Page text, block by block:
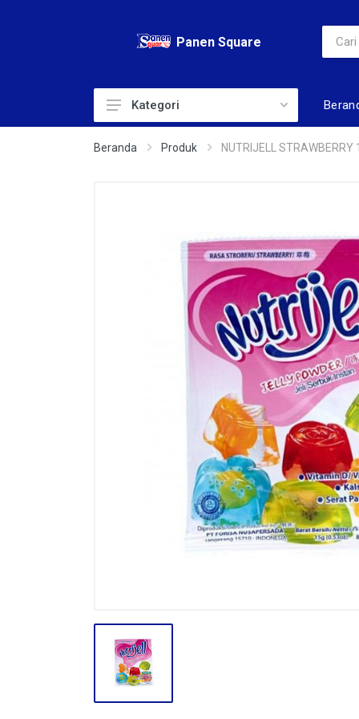
Panen Square
ADULT DIAPERS
CONFECTIONARY CANDY
CONFECTIONARY COKLAT
INSEKTISIDA
INSTANT
Kategori
Beranda Produk NUTRIJELL STRAWBERRY